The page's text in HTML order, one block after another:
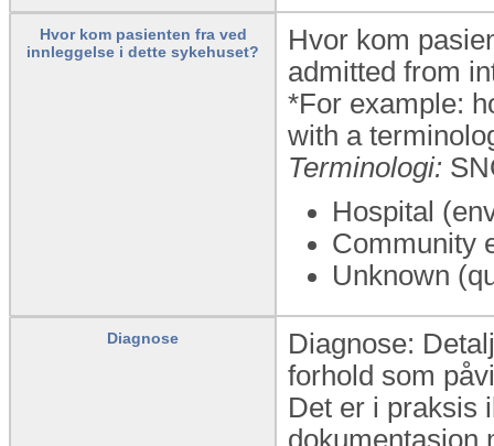
Hvor kom pasienten fra ved
innleggelse i dette sykehuset?
Hvor kom
admitted from
*For example:
with a
Terminologi:
Hospital
Community
Unknown
Diagnose
Diagnose:
forhold som
Det er i praksis
dokumentasjon